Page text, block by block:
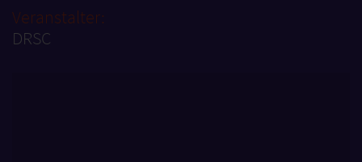
Veranstalter:
DRSC